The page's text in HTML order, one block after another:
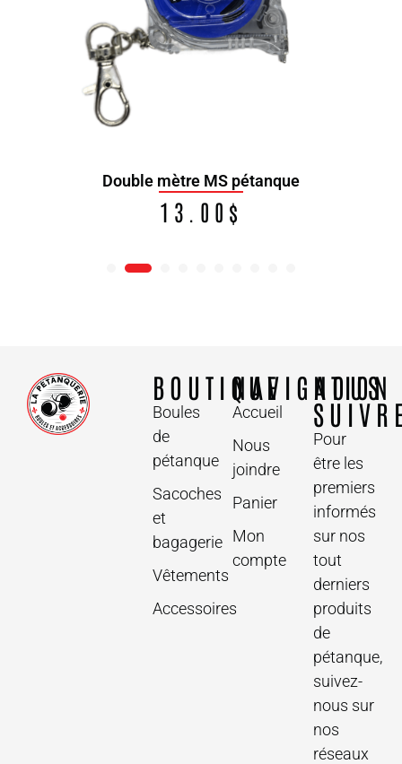
Double mètre MS pétanque
13.00 $
BOUTIQUE
Boules
de
pétanque
Sacoches
et
bagagerie
Vêtements
Accessoires
NAVIGATION
Accueil
Nous
joindre
Panier
Mon
compte
NOUS
Pour
être les
premiers
informés
sur nos
tout
derniers
produits
de
pétanque,
suivez-
nous sur
nos
réseaux